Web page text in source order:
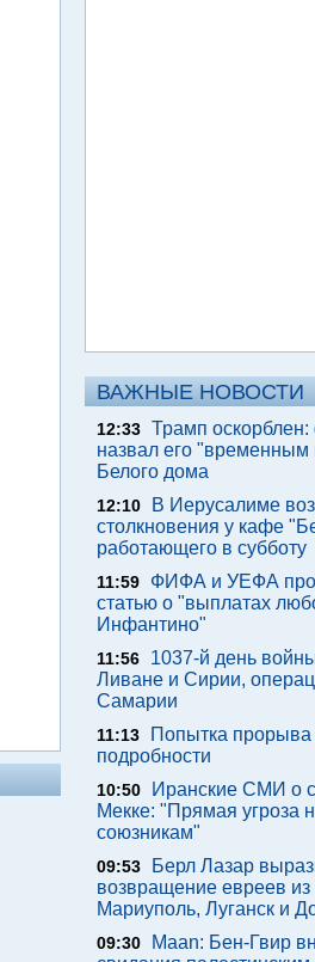
ВАЖНЫЕ НОВОСТИ
12:33 Трамп
назвал его "временным
Белого дома
12:10
В Иерусалиме
столкновения у кафе
работающего в субботу
11:59
ФИФА и УЕФА
статью о "выплатах
Инфантино"
11:56
1037-й день
Ливане и Сирии,
Самарии
11:13
Попытка
подробности
10:50
Иранские СМИ о
Мекке: "Прямая угроза
союзникам"
09:53
Берл Лазар
возвращение евреев
Мариуполь, Луганск и
09:30
Maan: Бен-Гвир